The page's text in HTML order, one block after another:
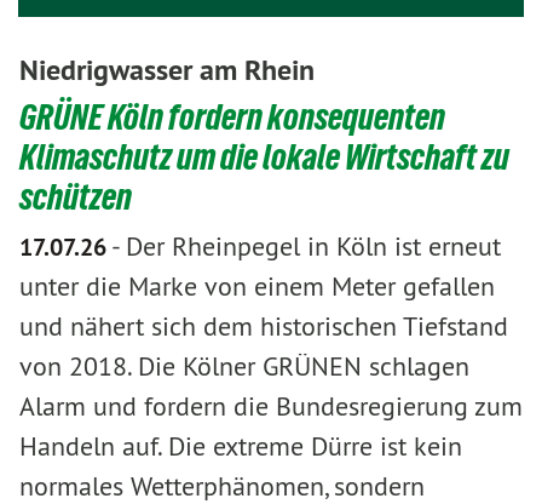
Niedrigwasser am Rhein
GRÜNE Köln fordern konsequenten
Klimaschutz um die lokale Wirtschaft zu
schützen
17.07.26- Der Rheinpegel in Köln ist erneut
unter die Marke von einem Meter gefallen
und nähert sich dem historischen Tiefstand
von 2018. Die Kölner GRÜNEN schlagen
Alarm und fordern die Bundesregierung zum
Handeln auf. Die extreme Dürre ist kein
normales Wetterphänomen, sondern